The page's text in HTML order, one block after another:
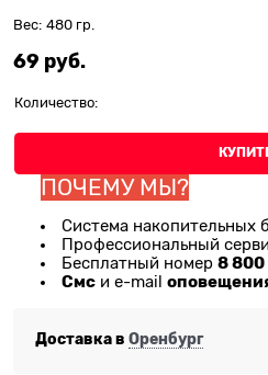
Вес: 480 гр.
69 руб.
Количество:
ПОЧЕМУ МЫ?
Система накопительных
Профессиональный
Бесплатный номер 8 800
Смс и e-mail
Доставка в Оренбург